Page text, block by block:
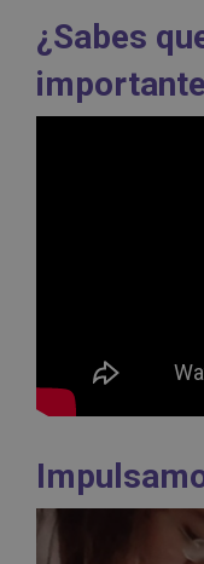
¿Sabes